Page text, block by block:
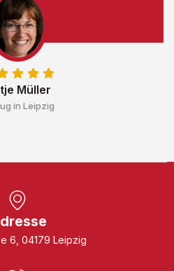
Müller
in Leipzig
6, 04179 Leipzig